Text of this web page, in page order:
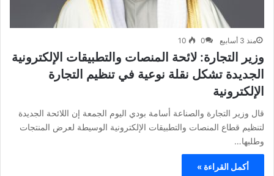
منذ 3 أسابيع 0
10
وزير التجارة: لائحة المنصات والتطبيقات الإلكترونية
الجديدة تشكل نقلة نوعية في تنظيم التجارة
الإلكترونية
قال وزير التجارة والصناعة أسامة بودي اليوم الجمعة إن اللائحة الجديدة
لتنظيم قطاع المنصات والتطبيقات الإلكترونية الوسيطة لعرض المنتجات
وطلبها…
أكمل القراءة »